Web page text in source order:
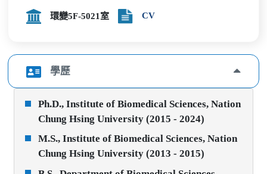
環變5F-5021室 CV
學歷
Ph.D., Institute of Biomedical Sciences, Nation
Chung Hsing University (2015 - 2024)
M.S., Institute of Biomedical Sciences, Nation
Chung Hsing University (2013 - 2015)